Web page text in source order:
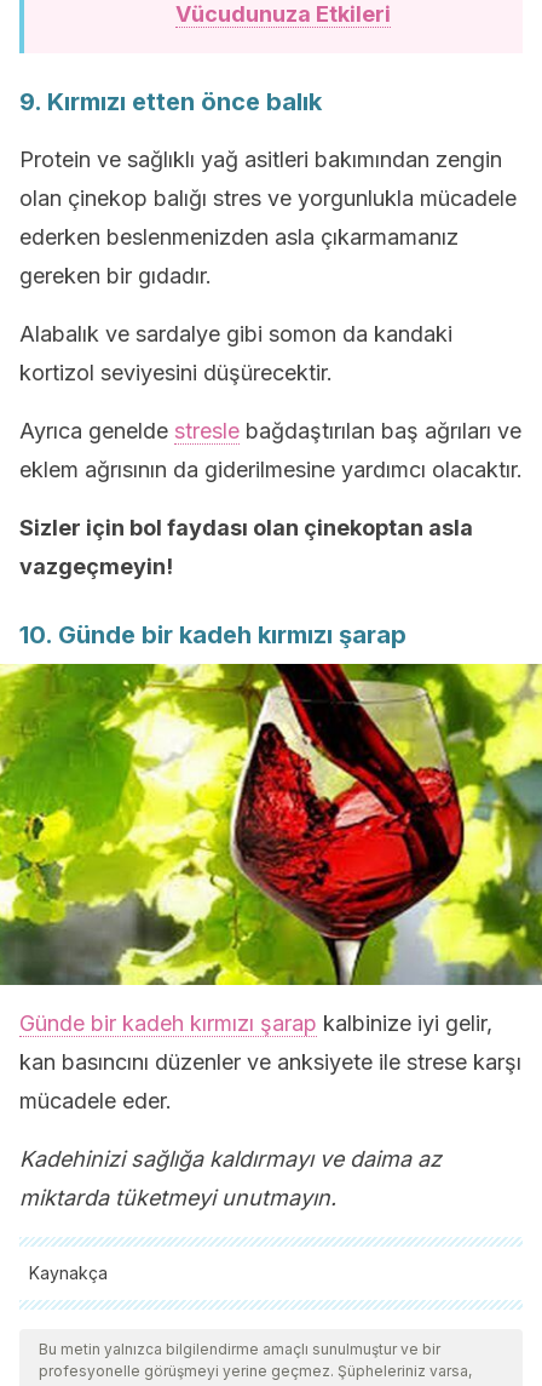
Vücudunuza Etkileri
9. Kırmızı etten önce balık
Protein ve sağlıklı yağ asitleri bakımından zengin
olan çinekop balığı stres ve yorgunlukla mücadele
ederken beslenmenizden asla çıkarmamanız
gereken bir gıdadır.
Alabalık ve sardalye gibi somon da kandaki
kortizol seviyesini düşürecektir.
Ayrıca genelde stresle bağdaştırılan baş ağrıları ve
eklem ağrısının da giderilmesine yardımcı olacaktır.
Sizler için bol faydası olan çinekoptan asla
vazgeçmeyin!
10. Günde bir kadeh kırmızı şarap
Günde bir kadeh kırmızı şarap kalbinize iyi gelir,
kan basıncını düzenler ve anksiyete ile strese karşı
mücadele eder.
Kadehinizi sağlığa kaldırmayı ve daima az
miktarda tüketmeyi unutmayın.
Kaynakça
Tüm alıntı yapılan kaynaklar, kalitelerini, güvenilirliklerini,
güncelliklerini ve geçerliliklerini sağlamak için ekibimiz
tarafından derinlemesine incelendi. Bu makalenin bibliyografisi
Bu metin yalnızca bilgilendirme amaçlı sunulmuştur ve bir
profesyonelle görüşmeyi yerine geçmez. Şüpheleriniz varsa,